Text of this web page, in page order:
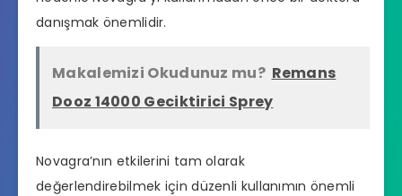
danışmak önemlidir.
Makalemizi Okudunuz mu? Remans
Dooz 14000 Geciktirici Sprey
Novagra’nın etkilerini tam olarak
değerlendirebilmek için düzenli kullanımın önemli